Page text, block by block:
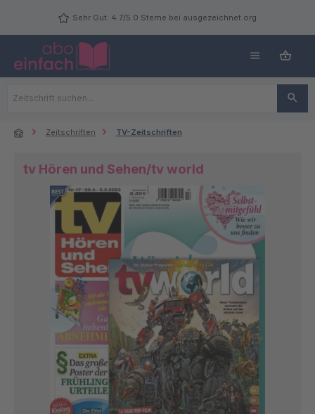
Zum Hauptinhalt springenSehr Gut: 4.7/5.0 Sterne bei ausgezeichnet.org
Zeitschriften TV-Zeitschriften
tv Hören und Sehen/tv world